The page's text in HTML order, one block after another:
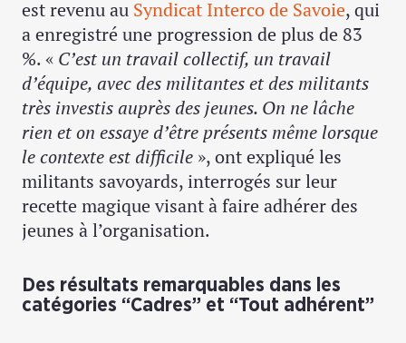
est revenu au Syndicat Interco de Savoie, qui
a enregistré une progression de plus de 83
%. « C’est un travail collectif, un travail
d’équipe, avec des militantes et des militants
très investis auprès des jeunes. On ne lâche
rien et on essaye d’être présents même lorsque
le contexte est difficile », ont expliqué les
militants savoyards, interrogés sur leur
recette magique visant à faire adhérer des
jeunes à l’organisation.
Des résultats remarquables dans les
catégories “Cadres” et “Tout adhérent”